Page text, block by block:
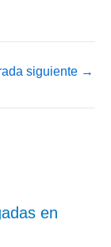
siguiente →
en